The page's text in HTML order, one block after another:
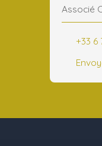
Associé
+33 6